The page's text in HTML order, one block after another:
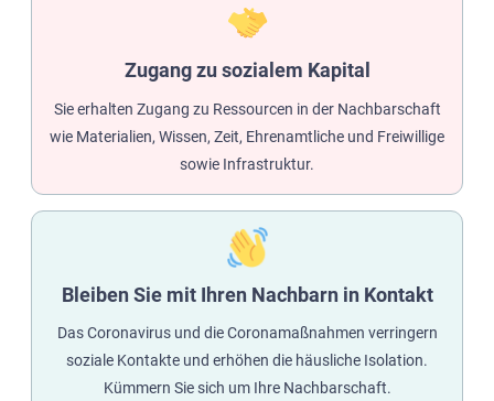
Zugang zu sozialem Kapital
Sie erhalten Zugang zu Ressourcen in der Nachbarschaft
wie Materialien, Wissen, Zeit, Ehrenamtliche und Freiwillige
sowie Infrastruktur.
Bleiben Sie mit Ihren Nachbarn in Kontakt
Das Coronavirus und die Coronamaßnahmen verringern
soziale Kontakte und erhöhen die häusliche Isolation.
Kümmern Sie sich um Ihre Nachbarschaft.